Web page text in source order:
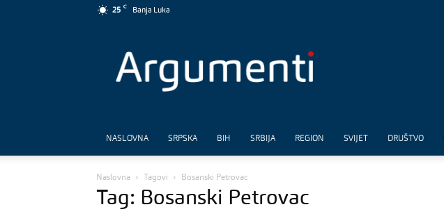
25
C
Banja Luka
NASLOVNA SRPSKA BIH SRBIJA REGION SVIJET DRUŠTVO
Naslovna Tagovi Bosanski Petrovac
Tag: Bosanski Petrovac